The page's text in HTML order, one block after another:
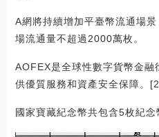
A網將持續增加平臺幣流通場
場流通量不超過2000萬枚。
AOFEX是全球性數字貨幣金融
供優質服務和資產安全保障。
國家寶藏紀念幣共包含5枚紀念